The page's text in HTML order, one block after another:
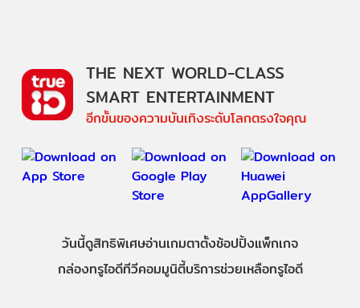
THE NEXT WORLD-CLASS
SMART ENTERTAINMENT
อีกขั้นของความบันเทิงระดับโลกตรงใจคุณ
วันนี้ดูสิทธิพิเศษอ่านเกมตาตั้งช้อปปิ้งแพ็กเกจ
กล่องทรูไอดีทีวีคอมมูนิตี้บริการช่วยเหลือทรูไอดี